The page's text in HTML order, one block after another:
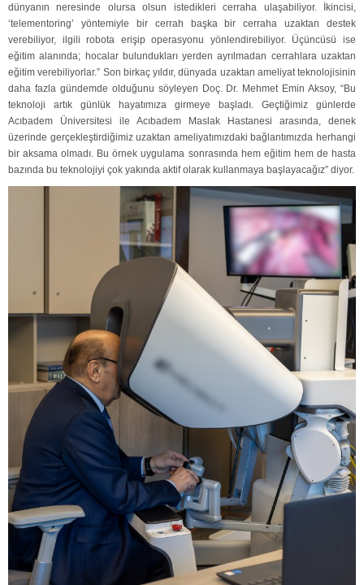
dünyanın neresinde olursa olsun istedikleri cerraha ulaşabiliyor. İkincisi,
‘telementoring’ yöntemiyle bir cerrah başka bir cerraha uzaktan destek
verebiliyor, ilgili robota erişip operasyonu yönlendirebiliyor. Üçüncüsü ise
eğitim alanında; hocalar bulundukları yerden ayrılmadan cerrahlara uzaktan
eğitim verebiliyorlar.” Son birkaç yıldır, dünyada uzaktan ameliyat teknolojisinin
daha fazla gündemde olduğunu söyleyen Doç. Dr. Mehmet Emin Aksoy, “Bu
teknoloji artık günlük hayatımıza girmeye başladı. Geçtiğimiz günlerde
Acıbadem Üniversitesi ile Acıbadem Maslak Hastanesi arasında, denek
üzerinde gerçekleştirdiğimiz uzaktan ameliyatımızdaki bağlantımızda herhangi
bir aksama olmadı. Bu örnek uygulama sonrasında hem eğitim hem de hasta
bazında bu teknolojiyi çok yakında aktif olarak kullanmaya başlayacağız” diyor.